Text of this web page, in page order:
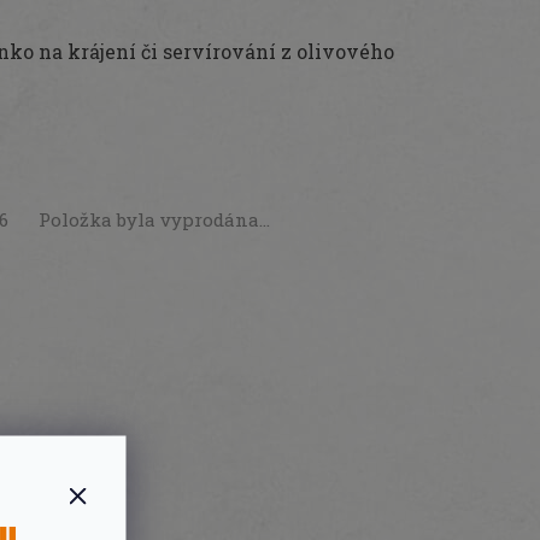
Položka byla vyprodána…
na krájení či servírování z olivového